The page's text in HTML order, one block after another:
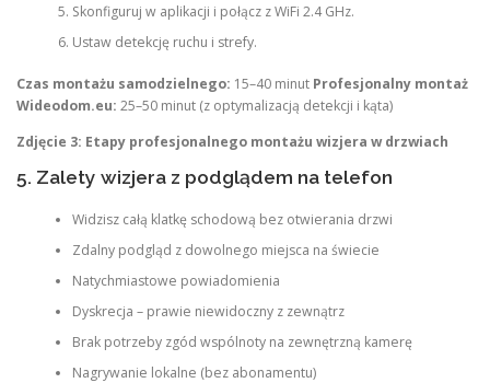
Skonfiguruj w aplikacji i połącz z WiFi 2.4 GHz.
Ustaw detekcję ruchu i strefy.
Czas montażu samodzielnego: 15–40 minut Profesjonalny montaż
Wideodom.eu: 25–50 minut (z optymalizacją detekcji i kąta)
Zdjęcie 3: Etapy profesjonalnego montażu wizjera w drzwiach
5. Zalety wizjera z podglądem na telefon
Widzisz całą klatkę schodową bez otwierania drzwi
Zdalny podgląd z dowolnego miejsca na świecie
Natychmiastowe powiadomienia
Dyskrecja – prawie niewidoczny z zewnątrz
Brak potrzeby zgód wspólnoty na zewnętrzną kamerę
Nagrywanie lokalne (bez abonamentu)